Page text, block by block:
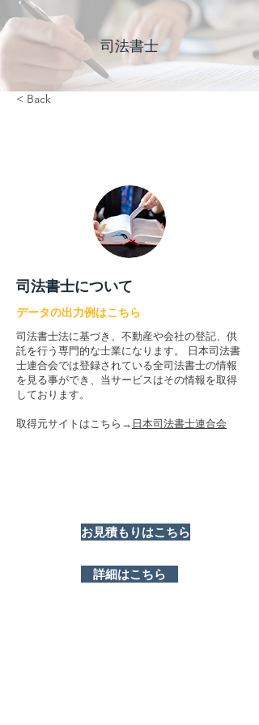
司法書士
< Back
司法書士について
データの出力例はこちら
司法書士法に基づき、不動産や会社の登記、供
託を行う専門的な士業になります。 日本司法書
士連合会では登録されている全司法書士の情報
を見る事ができ、当サービスはその情報を取得
しております。
取得元サイトはこちら→ 日本司法書士連合会
お見積もりはこちら
詳細はこちら